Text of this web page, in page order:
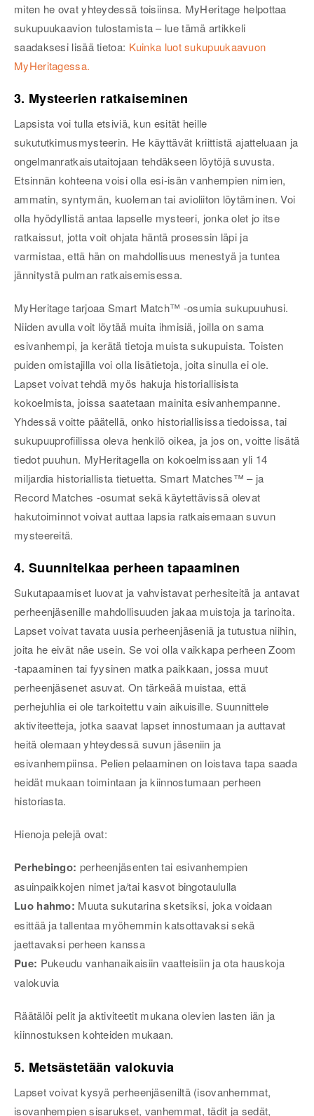
miten he ovat yhteydessä toisiinsa. MyHeritage helpottaa
sukupuukaavion tulostamista – lue tämä artikkeli
saadaksesi lisää tietoa: Kuinka luot sukupuukaavuon
MyHeritagessa.
3. Mysteerien ratkaiseminen
Lapsista voi tulla etsiviä, kun esität heille
sukututkimusmysteerin. He käyttävät kriittistä ajatteluaan ja
ongelmanratkaisutaitojaan tehdäkseen löytöjä suvusta.
Etsinnän kohteena voisi olla esi-isän vanhempien nimien,
ammatin, syntymän, kuoleman tai avioliiton löytäminen. Voi
olla hyödyllistä antaa lapselle mysteeri, jonka olet jo itse
ratkaissut, jotta voit ohjata häntä prosessin läpi ja
varmistaa, että hän on mahdollisuus menestyä ja tuntea
jännitystä pulman ratkaisemisessa.
MyHeritage tarjoaa Smart Match™ -osumia sukupuuhusi.
Niiden avulla voit löytää muita ihmisiä, joilla on sama
esivanhempi, ja kerätä tietoja muista sukupuista. Toisten
puiden omistajilla voi olla lisätietoja, joita sinulla ei ole.
Lapset voivat tehdä myös hakuja historiallisista
kokoelmista, joissa saatetaan mainita esivanhempanne.
Yhdessä voitte päätellä, onko historiallisissa tiedoissa, tai
sukupuuprofiilissa oleva henkilö oikea, ja jos on, voitte lisätä
tiedot puuhun. MyHeritagella on kokoelmissaan yli 14
miljardia historiallista tietuetta. Smart Matches™ – ja
Record Matches -osumat sekä käytettävissä olevat
hakutoiminnot voivat auttaa lapsia ratkaisemaan suvun
mysteereitä.
4. Suunnitelkaa perheen tapaaminen
Sukutapaamiset luovat ja vahvistavat perhesiteitä ja antavat
perheenjäsenille mahdollisuuden jakaa muistoja ja tarinoita.
Lapset voivat tavata uusia perheenjäseniä ja tutustua niihin,
joita he eivät näe usein. Se voi olla vaikkapa perheen Zoom
-tapaaminen tai fyysinen matka paikkaan, jossa muut
perheenjäsenet asuvat. On tärkeää muistaa, että
perhejuhlia ei ole tarkoitettu vain aikuisille. Suunnittele
aktiviteetteja, jotka saavat lapset innostumaan ja auttavat
heitä olemaan yhteydessä suvun jäseniin ja
esivanhempiinsa. Pelien pelaaminen on loistava tapa saada
heidät mukaan toimintaan ja kiinnostumaan perheen
historiasta.
Hienoja pelejä ovat:
Perhebingo: perheenjäsenten tai esivanhempien
asuinpaikkojen nimet ja/tai kasvot bingotaululla
Luo hahmo: Muuta sukutarina sketsiksi, joka voidaan
esittää ja tallentaa myöhemmin katsottavaksi sekä
jaettavaksi perheen kanssa
Pue: Pukeudu vanhanaikaisiin vaatteisiin ja ota hauskoja
valokuvia
Räätälöi pelit ja aktiviteetit mukana olevien lasten iän ja
kiinnostuksen kohteiden mukaan.
5. Metsästetään valokuvia
Lapset voivat kysyä perheenjäseniltä (isovanhemmat,
isovanhempien sisarukset, vanhemmat, tädit ja sedät,